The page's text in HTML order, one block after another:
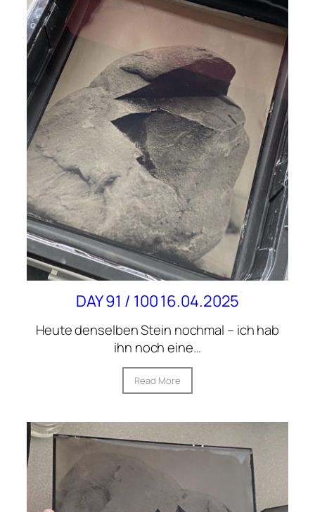
DAY 91 / 100 16.04.2025
Heute denselben Stein nochmal – ich hab
ihn noch eine…
Read More